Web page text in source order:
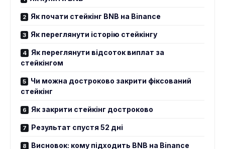
Як почати стейкінг BNB на Binance
Як переглянути історію стейкінгу
Як переглянути відсоток виплат за
стейкінгом
Чи можна достроково закрити фіксований
стейкінг
Як закрити стейкінг достроково
Результат спустя 52 дні
Висновок: кому підходить BNB на Binance